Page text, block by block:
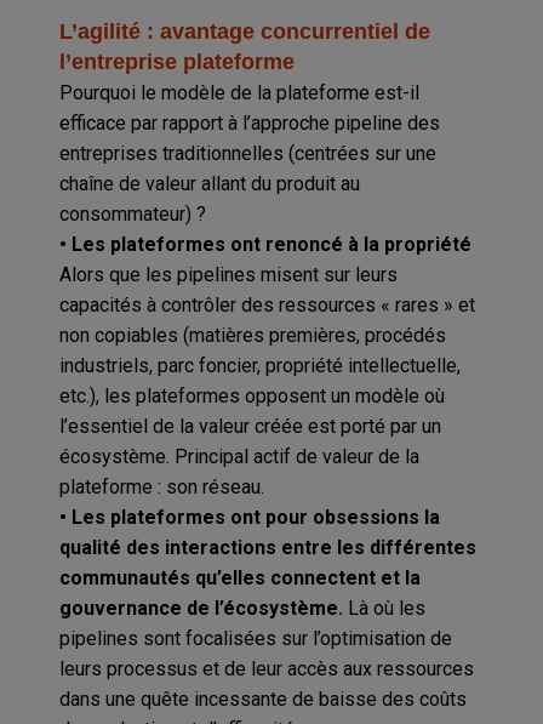
L’agilité : avantage concurrentiel de
l’entreprise plateforme
Pourquoi le modèle de la plateforme est-il
efficace par rapport à l’approche pipeline des
entreprises traditionnelles (centrées sur une
chaîne de valeur allant du produit au
consommateur) ?
• Les plateformes ont renoncé à la propriété
Alors que les pipelines misent sur leurs
capacités à contrôler des ressources « rares » et
non copiables (matières premières, procédés
industriels, parc foncier, propriété intellectuelle,
etc.), les plateformes opposent un modèle où
l’essentiel de la valeur créée est porté par un
écosystème. Principal actif de valeur de la
plateforme : son réseau.
• Les plateformes ont pour obsessions la
qualité des interactions entre les différentes
communautés qu’elles connectent et la
gouvernance de l’écosystème. Là où les
pipelines sont focalisées sur l’optimisation de
leurs processus et de leur accès aux ressources
dans une quête incessante de baisse des coûts